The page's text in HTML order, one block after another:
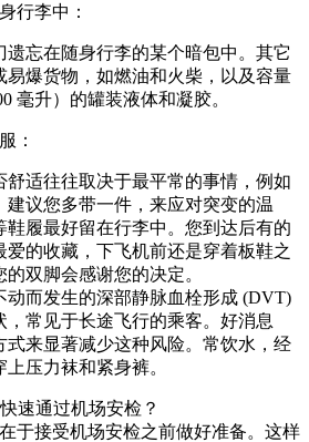
行李中：
遗忘在随身行李的某个暗包中。其它
易爆货物，如燃油和火柴，以及容量
毫升）的罐装液体和凝胶。
：
舒适往往取决于最平常的事情，例如
建议您多带一件，来应对突变的温
鞋履最好留在行李中。您到达后有的
爱的收藏，下飞机前还是穿着板鞋之
双脚会感谢您的决定。
动而发生的深部静脉血栓形成 (DVT)
，常见于长途飞行的乘客。好消息
式来显著减少这种风险。常饮水，经
压力袜和紧身裤。
速通过机场安检？
于接受机场安检之前做好准备。这样